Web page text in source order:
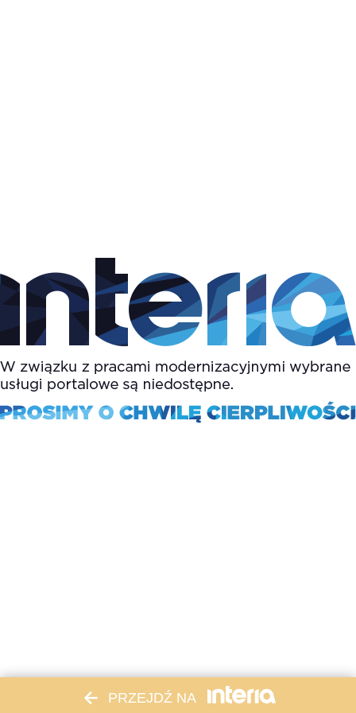
PRZEJDŹ NA